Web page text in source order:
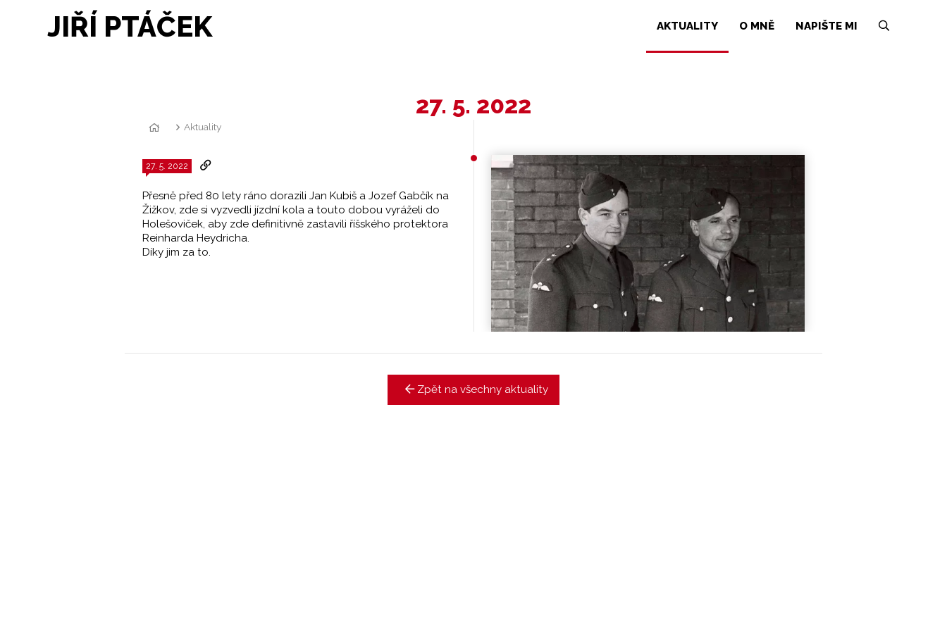
JIŘÍ PTÁČEK AKTUALITY O MNĚ NAPIŠTE MI
27. 5. 2022
Aktuality
27. 5. 2022
Přesně před 80 lety ráno dorazili Jan Kubiš a Jozef Gabčík na
Žižkov, zde si vyzvedli jízdní kola a touto dobou vyráželi do
Holešoviček, aby zde definitivně zastavili říšského protektora
Reinharda Heydricha.
Díky jim za to.
Zpět na všechny aktuality